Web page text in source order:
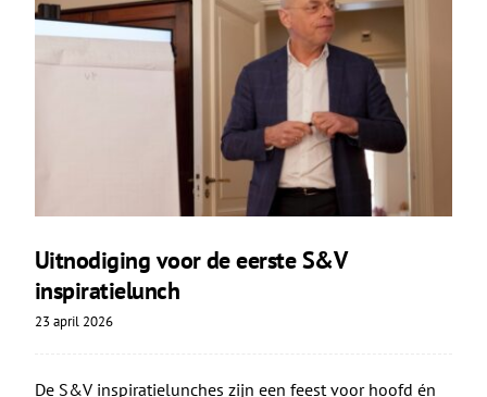
Uitnodiging voor de eerste S&V
inspiratielunch
23 april 2026
De S&V inspiratielunches zijn een feest voor hoofd én